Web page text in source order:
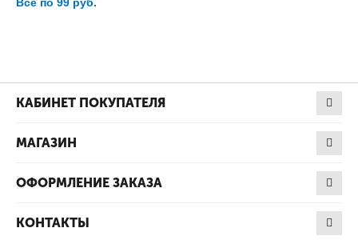
Все по 99 руб.
КАБИНЕТ ПОКУПАТЕЛЯ
МАГАЗИН
ОФОРМЛЕНИЕ ЗАКАЗА
КОНТАКТЫ